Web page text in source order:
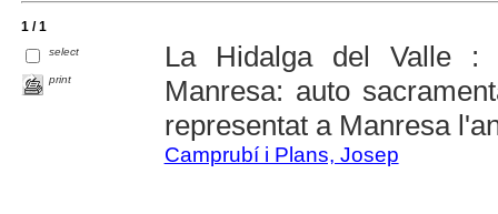
1 / 1
select
print
La Hidalga del Valle :
Manresa: auto
representat a Manresa
Camprubí i Plans, Josep